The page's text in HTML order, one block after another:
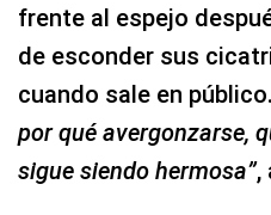
frente al espejo
de esconder sus
cuando sale en público.
por qué avergonzarse,
sigue siendo hermosa”,